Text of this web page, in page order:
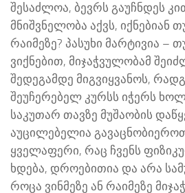
შესაძლოა, ბევრს გაუჩნდეს
მნიშვნელობა აქვს, იქნებიან
რაიმეზე? პასუხი მარტივია
ვიქნებით, მიჯაჭვულობამ
შედეგამდე მიგვიყვანოს,
შეუჩერებელ კურსს იჭერს
საკუთარ თავზე მუშაობის
აუცილებელია
ყველაფერი, რაც ჩვენს
ხდება, დროებითია და არა
როცა ვინმეზე ან რაიმეზე